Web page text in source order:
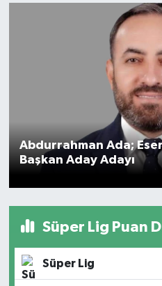
Abdurrahman Ada;
Başkan Aday Adayı
Süper Lig Puan
Süper Lig